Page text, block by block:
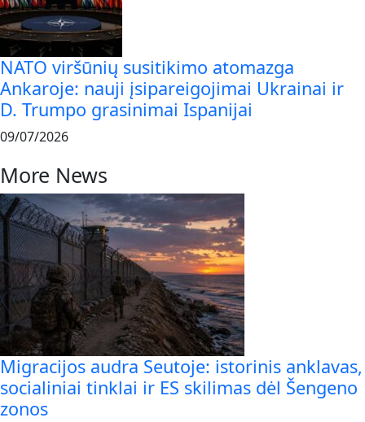
NATO viršūnių susitikimo atomazga
Ankaroje: nauji įsipareigojimai Ukrainai ir
D. Trumpo grasinimai Ispanijai
09/07/2026
More News
Migracijos audra Seutoje: istorinis anklavas,
socialiniai tinklai ir ES skilimas dėl Šengeno
zonos